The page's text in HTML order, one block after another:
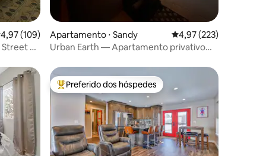
de uma avaliação média de 5, 109 avaliações
4,97 (109)
Street —
Apartamento ⋅ Sandy 4,97 de uma avaliação
4,97 (223)
Urban Earth — Apartamento privativo
hóspedes Entre os melhores preferidos dos hóspedes
Preferido dos hóspedes